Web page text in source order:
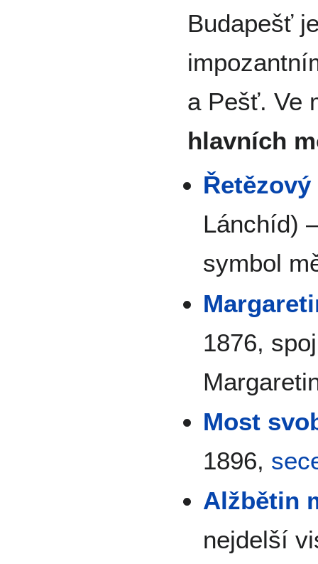
Budapešť
a Pešť. Ve
hlavních
Lánchíd)
symbol
1876,
Most
1896,
Alžbětin
nejdelší